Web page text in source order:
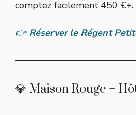
comptez facilement 450 €+.
👉Réserver le Régent
💎 Maison Rouge –